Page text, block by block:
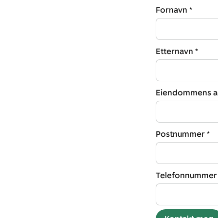
Fornavn *
Etternavn *
Eiendommens
Postnummer *
Telefonnummer